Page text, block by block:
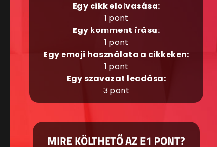
Egy cikk elolvasása:
1 pont
Egy komment írása:
1 pont
Egy emoji használata a cikkeken:
1 pont
Egy szavazat leadása:
3 pont
MIRE KÖLTHETŐ AZ E1 PONT?